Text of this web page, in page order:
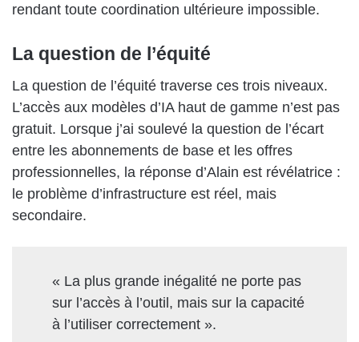
rendant toute coordination ultérieure impossible.
La question de l’équité
La question de l’équité traverse ces trois niveaux.
L’accès aux modèles d’IA haut de gamme n’est pas
gratuit. Lorsque j’ai soulevé la question de l’écart
entre les abonnements de base et les offres
professionnelles, la réponse d’Alain est révélatrice :
le problème d’infrastructure est réel, mais
secondaire.
« La plus grande inégalité ne porte pas
sur l’accès à l’outil, mais sur la capacité
à l’utiliser correctement ».